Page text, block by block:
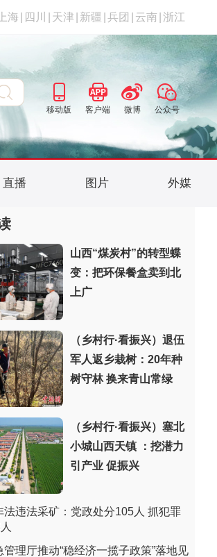
上海 四川 天津 新疆 兵团 云南 浙江
移动版 客户端 微博 公众号
直播 图片 外媒
山西“煤炭村”的转型蝶
变：把环保餐盒卖到北
上广
（乡村行·看振兴）退伍
军人返乡栽树：20年种
树守林 换来青山常绿
（乡村行·看振兴）塞北
小城山西天镇 ：挖潜力
引产业 促振兴
法违法采矿：党政处分105人 抓犯罪
管理厅推动“稳经济一揽子政策”落地见